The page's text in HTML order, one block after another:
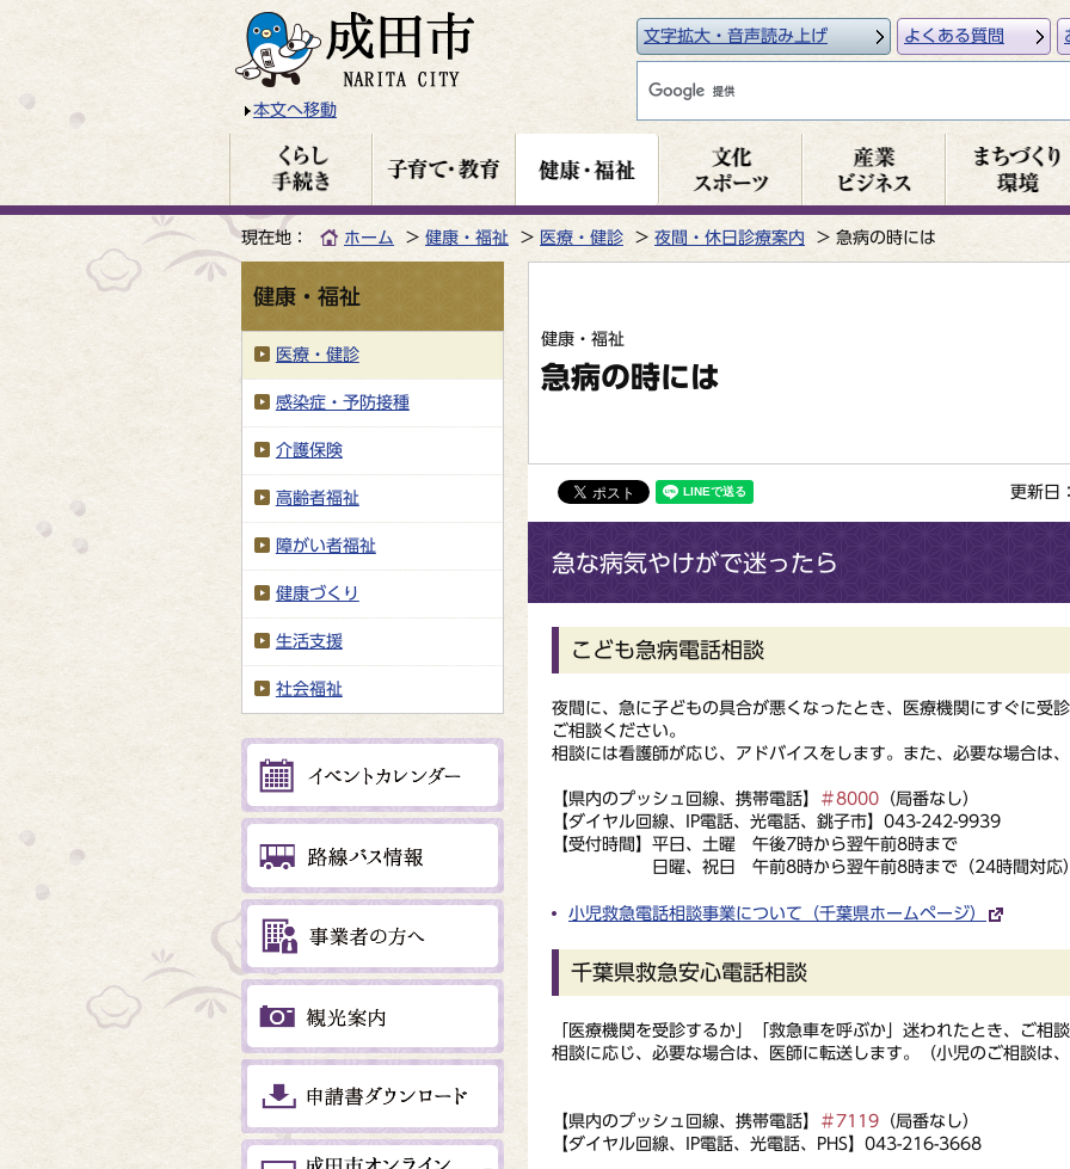
本文へ移動
文字拡大・音声読み上げ よくある質問
現在地： ホーム 健康・福祉 医療・健診 夜間・休日診療案内 急病の時には
健康・福祉
急病の時には
更新日
急な病気やけがで迷ったら
こども急病電話相談
夜間に、急に子どもの具合が悪くなったとき、医療機関にすぐに受
ご相談ください。
相談には看護師が応じ、アドバイスをします。また、必要な場合は
【県内のプッシュ回線、携帯電話】 ＃8000 （局番なし）
【ダイヤル回線、IP電話、光電話、銚子市】043-242-9939
【受付時間】平日、土曜 午後7時から翌午前8時まで
日曜、祝日 午前8時から翌午前8時まで（24時間対応
小児救急電話相談事業について（千葉県ホームページ）
千葉県救急安心電話相談
「医療機関を受診するか」「救急車を呼ぶか」迷われたとき、ご相
相談に応じ、必要な場合は、医師に転送します。（小児のご相談は
【県内のプッシュ回線、携帯電話】 ＃7119 （局番なし）
【ダイヤル回線、IP電話、光電話、PHS】043-216-3668
健康・福祉
医療・健診
感染症・予防接種
介護保険
高齢者福祉
障がい者福祉
健康づくり
生活支援
社会福祉